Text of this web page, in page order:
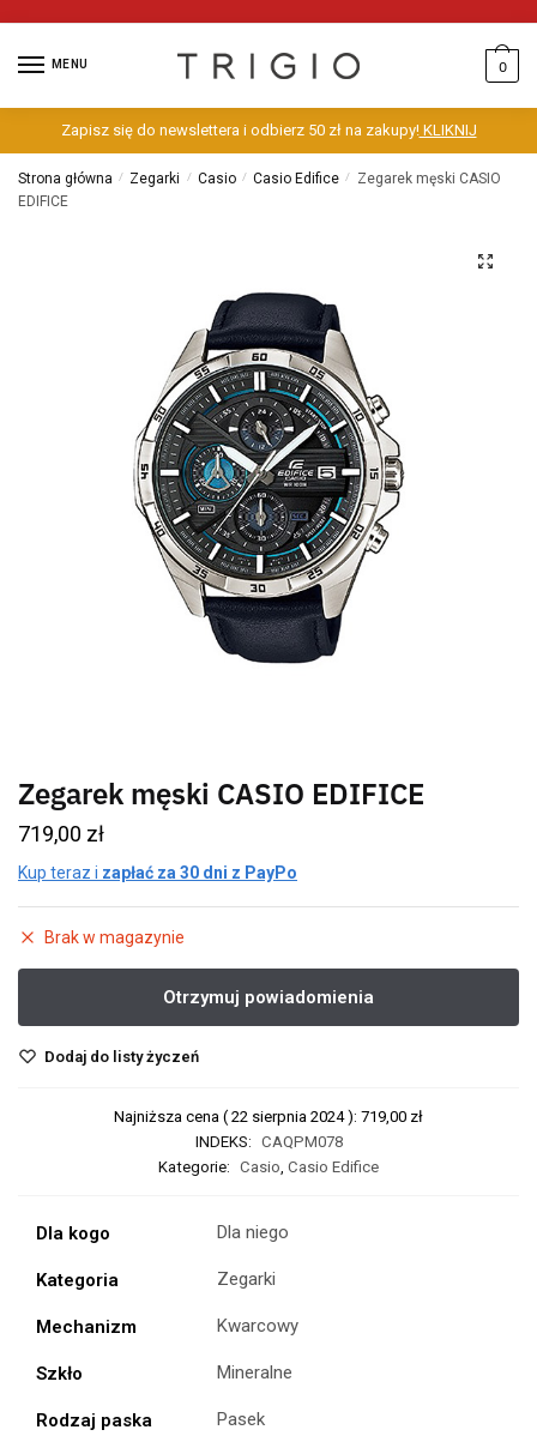
MENU 0
Zapisz się do newslettera i odbierz 50 zł na zakupy!KLIKNIJ
Strona główna / Zegarki / Casio / Casio Edifice /
Zegarek męski CASIO
EDIFICE
Zegarek męski CASIO EDIFICE
719,00 zł
Kup teraz i zapłać za 30 dni z PayPo
Brak w magazynie
Dodaj do listy życzeń
Najniższa cena ( 22 sierpnia 2024): 719,00 zł
INDEKS: CAQPM078
Kategorie: Casio, Casio Edifice
Dla kogo Dla niego
Kategoria Zegarki
Mechanizm Kwarcowy
Szkło Mineralne
Rodzaj paska Pasek